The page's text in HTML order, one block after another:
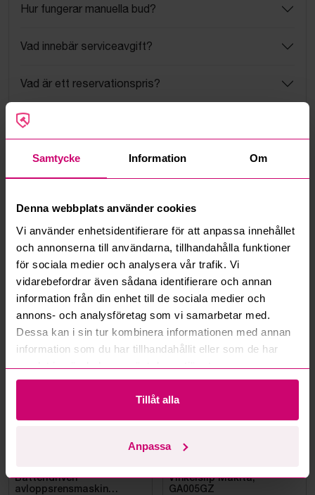
Samtycke Information Om
Denna webbplats använder cookies
Vi använder enhetsidentifierare för att anpassa innehållet
och annonserna till användarna, tillhandahålla funktioner
för sociala medier och analysera vår trafik. Vi
vidarebefordrar även sådana identifierare och annan
information från din enhet till de sociala medier och
annons- och analysföretag som vi samarbetar med.
Dessa kan i sin tur kombinera informationen med annan
information som du har tillhandahållit eller som de har
samlat in när du har använt deras tjänster.
Tillåt alla
Anpassa
Hur fungerar manuella bud?
Vad innebär serviceavgift?
Vad är ett reservationspris?
Hur fungerar maxbud?
Hur fungerar budmotorn?
Kan ni frakta mina vunna objekt?
Läs fler frågor och svar
Mer från samma kategori
Batteridriven
avloppsrensmaskin
Milwaukee
Vinkelslip Makita,
GA005GZ
Oanvänd